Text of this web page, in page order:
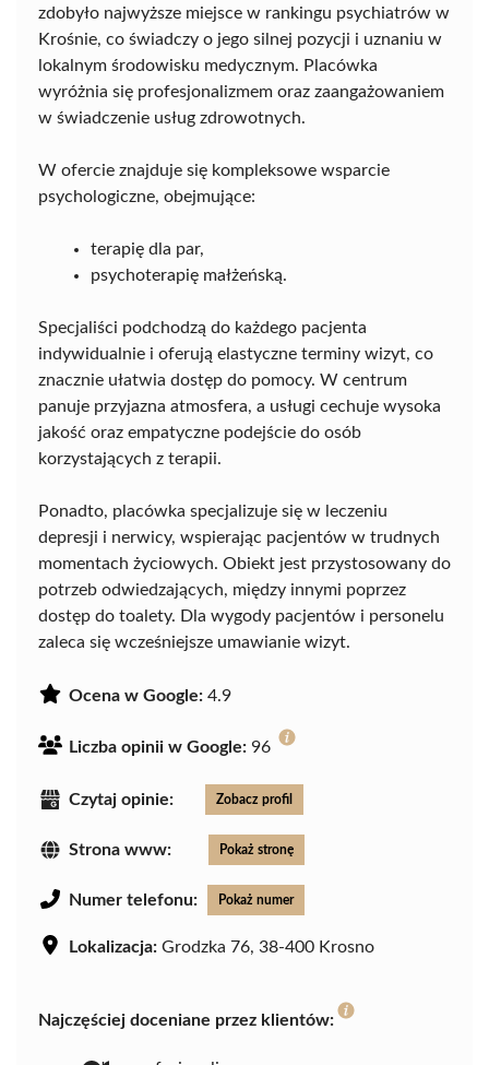
zdobyło najwyższe miejsce w rankingu psychiatrów w
Krośnie, co świadczy o jego silnej pozycji i uznaniu w
lokalnym środowisku medycznym. Placówka
wyróżnia się profesjonalizmem oraz zaangażowaniem
w świadczenie usług zdrowotnych.
W ofercie znajduje się kompleksowe wsparcie
psychologiczne, obejmujące:
terapię dla par,
psychoterapię małżeńską.
Specjaliści podchodzą do każdego pacjenta
indywidualnie i oferują elastyczne terminy wizyt, co
znacznie ułatwia dostęp do pomocy. W centrum
panuje przyjazna atmosfera, a usługi cechuje wysoka
jakość oraz empatyczne podejście do osób
korzystających z terapii.
Ponadto, placówka specjalizuje się w leczeniu
depresji i nerwicy, wspierając pacjentów w trudnych
momentach życiowych. Obiekt jest przystosowany do
potrzeb odwiedzających, między innymi poprzez
dostęp do toalety. Dla wygody pacjentów i personelu
zaleca się wcześniejsze umawianie wizyt.
Ocena w Google: 4.9
Liczba opinii w Google: 96
Czytaj opinie: Zobacz profil
Strona www: Pokaż stronę
Numer telefonu: Pokaż numer
Lokalizacja: Grodzka 76, 38-400 Krosno
Najczęściej doceniane przez klientów: